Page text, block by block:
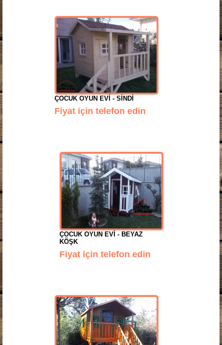
ÇOCUK OYUN EVI - SINDI
Fiyat için telefon edin
ÇOCUK OYUN EVI - BEYAZ
KÖŞK
Fiyat için telefon edin